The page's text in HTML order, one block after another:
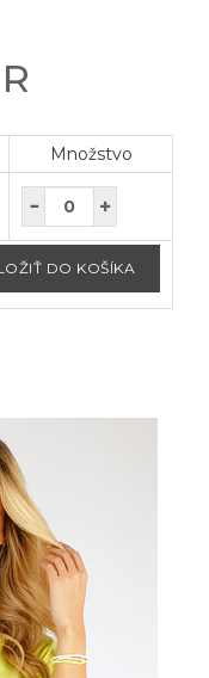
Množstvo